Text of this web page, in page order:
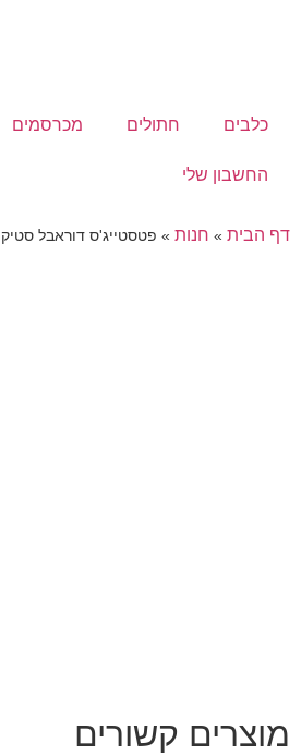
כלבים חתולים מכרסמים
החשבון שלי
דף הבית » חנות » פטסטייג'ס דוראבל סטיק L
מוצרים קשורים